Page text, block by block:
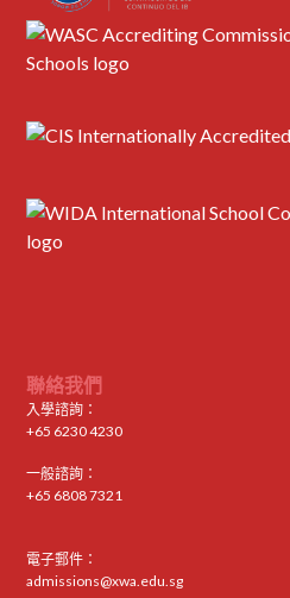
聯絡我們
入學諮詢：
+65 6230 4230
一般諮詢：
+65 6808 7321
電子郵件：
admissions@xwa.edu.sg